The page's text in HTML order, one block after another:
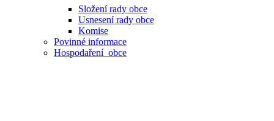
Složení rady obce
Usnesení rady obce
Komise
Povinné informace
Hospodaření obce